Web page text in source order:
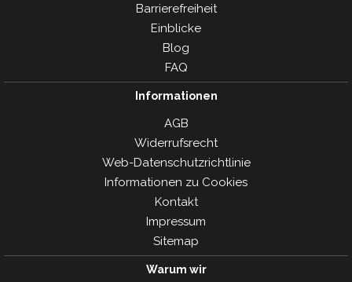
Barrierefreiheit
Einblicke
Blog
FAQ
Informationen
AGB
Widerrufsrecht
Web-Datenschutzrichtlinie
Informationen zu Cookies
Kontakt
Impressum
Sitemap
Warum wir